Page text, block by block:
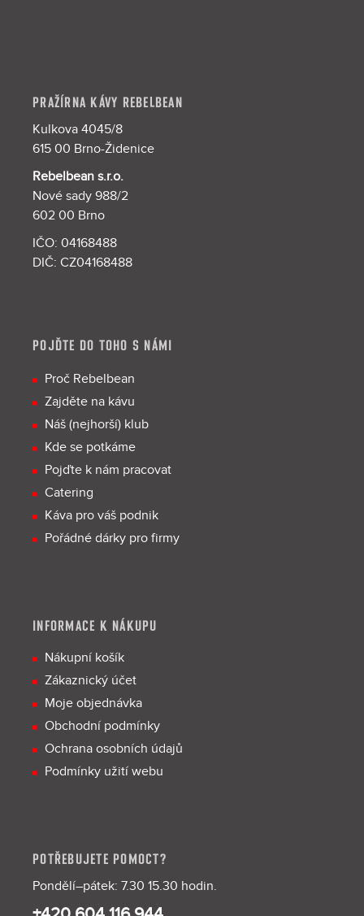
PRAŽÍRNA KÁVY REBELBEAN
Kulkova 4045/8
615 00 Brno-Židenice
Rebelbean s.r.o.
Nové sady 988/2
602 00 Brno
IČO: 04168488
DIČ: CZ04168488
POJĎTE DO TOHO S NÁMI
Proč Rebelbean
Zajděte na kávu
Náš (nejhorší) klub
Kde se potkáme
Pojďte k nám pracovat
Catering
Káva pro váš podnik
Pořádné dárky pro firmy
INFORMACE K NÁKUPU
Nákupní košík
Zákaznický účet
Moje objednávka
Obchodní podmínky
Ochrana osobních údajů
Podmínky užití webu
POTŘEBUJETE POMOCT?
Pondělí–pátek: 7.30 15.30 hodin.